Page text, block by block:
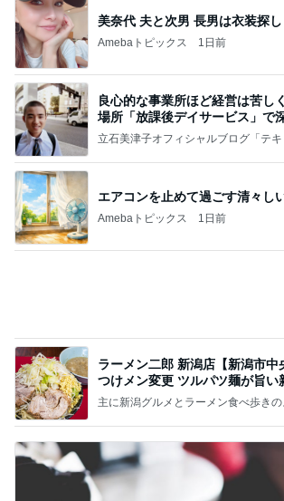
良心的な事業所ほど経営は苦し
場所「放課後デイサービス」で
実の
立石美津子オフィシャルブログ「テキ
エアコンを止めて過ごす清々し
Amebaトピックス
ラーメン二郎 新潟店【新潟市中
つけメン変更 ツルパツ麺が旨い
主に新潟グルメとラーメン食べ歩きの
育休中にした3万円のアプリ課金